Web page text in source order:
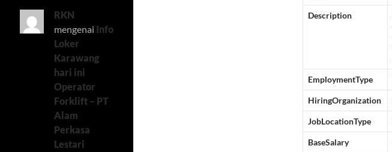
Description
EmploymentType
HiringOrganization
JobLocationType
BaseSalary
RKN
mengenai Info
Loker
Karawang
hari ini
Operator
Forklift – PT
Alam
Perkasa
Lestari